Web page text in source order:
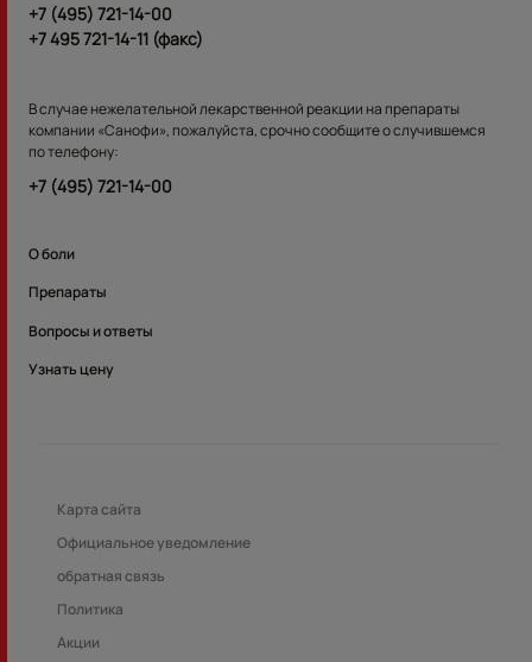
+7 (495) 721-14-00
+7 495 721-14-11 (факс)
В случае нежелательной лекарственной реакции на препараты
компании «Санофи», пожалуйста, срочно сообщите о случившемся
по телефону:
+7 (495) 721-14-00
О боли
Препараты
Вопросы и ответы
Узнать цену
Карта сайта
Официальноe уведомлениe
обратная связь
Политика
Акции